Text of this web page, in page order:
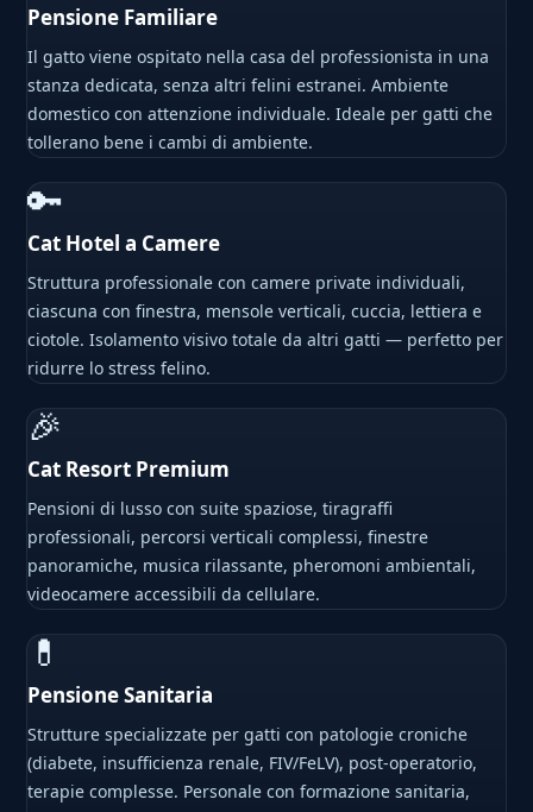
Pensione Familiare
Il gatto viene ospitato nella casa del professionista in una
stanza dedicata, senza altri felini estranei. Ambiente
domestico con attenzione individuale. Ideale per gatti che
tollerano bene i cambi di ambiente.
🔑
Cat Hotel a Camere
Struttura professionale con camere private individuali,
ciascuna con finestra, mensole verticali, cuccia, lettiera e
ciotole. Isolamento visivo totale da altri gatti — perfetto per
ridurre lo stress felino.
🎉
Cat Resort Premium
Pensioni di lusso con suite spaziose, tiragraffi
professionali, percorsi verticali complessi, finestre
panoramiche, musica rilassante, pheromoni ambientali,
videocamere accessibili da cellulare.
💊
Pensione Sanitaria
Strutture specializzate per gatti con patologie croniche
(diabete, insufficienza renale, FIV/FeLV), post-operatorio,
terapie complesse. Personale con formazione sanitaria,